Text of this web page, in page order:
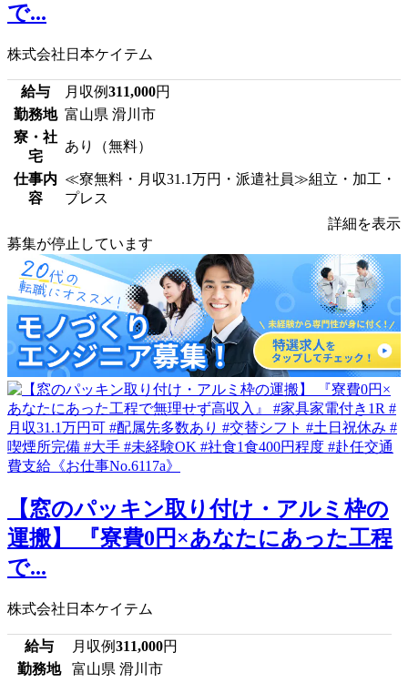
で...
株式会社日本ケイテム
給与 月収例311,000円
勤務地 富山県 滑川市
寮・社
宅
あり（無料）
仕事内
容
≪寮無料・月収31.1万円・派遣社員≫組立・加工・
プレス
詳細を表示
募集が停止しています
【窓のパッキン取り付け・アルミ枠の
運搬】 『寮費0円×あなたにあった工程
で...
株式会社日本ケイテム
給与 月収例311,000円
勤務地
富山県 滑川市